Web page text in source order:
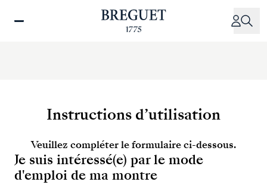
Instructions d’utilisation
Veuillez compléter le formulaire ci-dessous.
Je suis intéressé(e) par le mode
d'emploi de ma montre